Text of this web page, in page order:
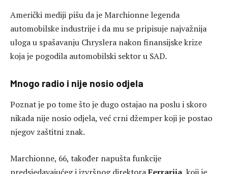
Američki mediji pišu da je Marchionne legenda
automobilske industrije i da mu se pripisuje najvažnija
uloga u spašavanju Chryslera nakon finansijske krize
koja je pogodila automobilski sektor u SAD.
Mnogo radio i nije nosio odjela
Poznat je po tome što je dugo ostajao na poslu i skoro
nikada nije nosio odjela, već crni džemper koji je postao
njegov zaštitni znak.
Marchionne, 66, također napušta funkcije
predsjedavajućeg i izvršnog direktoraFerrarija, koji je